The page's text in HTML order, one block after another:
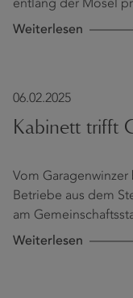
entlang der Mosel
Weiterlesen
06.02.2025
Kabinett trifft
Vom
Betriebe aus dem
am
Weiterlesen